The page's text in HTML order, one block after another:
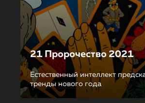
21 Пророчество 2021
Естественный интеллект
тренды нового года